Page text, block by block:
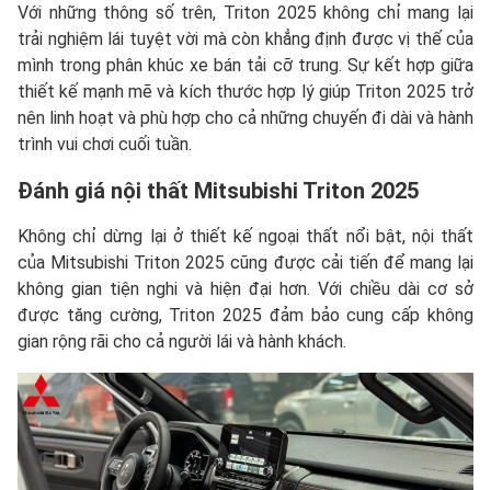
Với những thông số trên, Triton 2025 không chỉ mang lại
trải nghiệm lái tuyệt vời mà còn khẳng định được vị thế của
mình trong phân khúc xe bán tải cỡ trung. Sự kết hợp giữa
thiết kế mạnh mẽ và kích thước hợp lý giúp Triton 2025 trở
nên linh hoạt và phù hợp cho cả những chuyến đi dài và hành
trình vui chơi cuối tuần.
Đánh giá nội thất Mitsubishi Triton 2025
Không chỉ dừng lại ở thiết kế ngoại thất nổi bật, nội thất
của Mitsubishi Triton 2025 cũng được cải tiến để mang lại
không gian tiện nghi và hiện đại hơn. Với chiều dài cơ sở
được tăng cường, Triton 2025 đảm bảo cung cấp không
gian rộng rãi cho cả người lái và hành khách.